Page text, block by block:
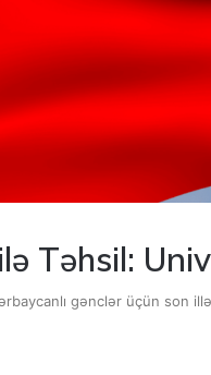
Təhsil:
gənclər üçün son